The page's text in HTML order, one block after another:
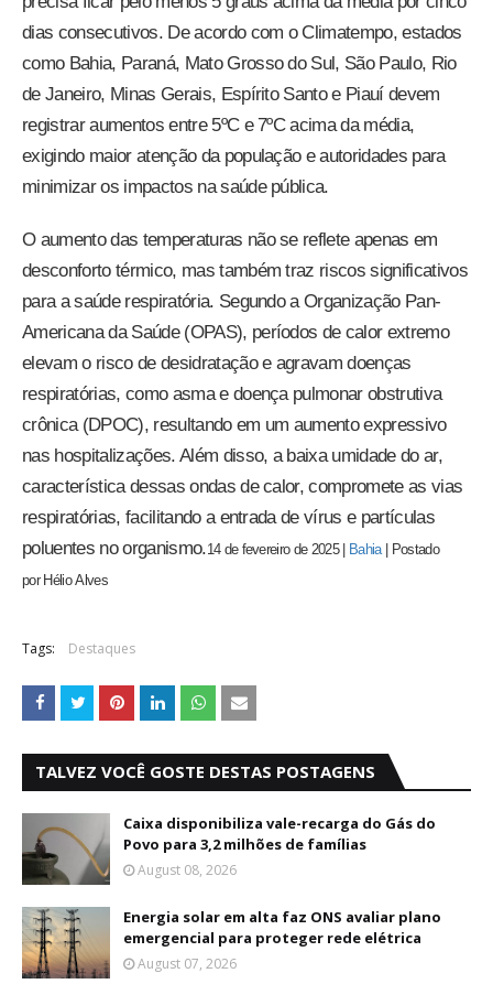
dias consecutivos. De acordo com o Climatempo, estados
como Bahia, Paraná, Mato Grosso do Sul, São Paulo, Rio
de Janeiro, Minas Gerais, Espírito Santo e Piauí devem
registrar aumentos entre 5ºC e 7ºC acima da média,
exigindo maior atenção da população e autoridades para
minimizar os impactos na saúde pública.
O aumento das temperaturas não se reflete apenas em
desconforto térmico, mas também traz riscos significativos
para a saúde respiratória. Segundo a Organização Pan-
Americana da Saúde (OPAS), períodos de calor extremo
elevam o risco de desidratação e agravam doenças
respiratórias, como asma e doença pulmonar obstrutiva
crônica (DPOC), resultando em um aumento expressivo
nas hospitalizações. Além disso, a baixa umidade do ar,
característica dessas ondas de calor, compromete as vias
respiratórias, facilitando a entrada de vírus e partículas
poluentes no organismo.14 de fevereiro de 2025| Bahia|
Postado
por Hélio Alves
Tags: Destaques
TALVEZ VOCÊ GOSTE DESTAS POSTAGENS
Caixa disponibiliza vale-recarga do Gás do
Povo para 3,2 milhões de famílias
August 08, 2026
Energia solar em alta faz ONS avaliar plano
emergencial para proteger rede elétrica
August 07, 2026